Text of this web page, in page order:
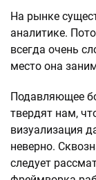
На рынке
аналитике.
всегда очень
место она
Подавляющее
твердят нам,
визуализация
неверно.
следует